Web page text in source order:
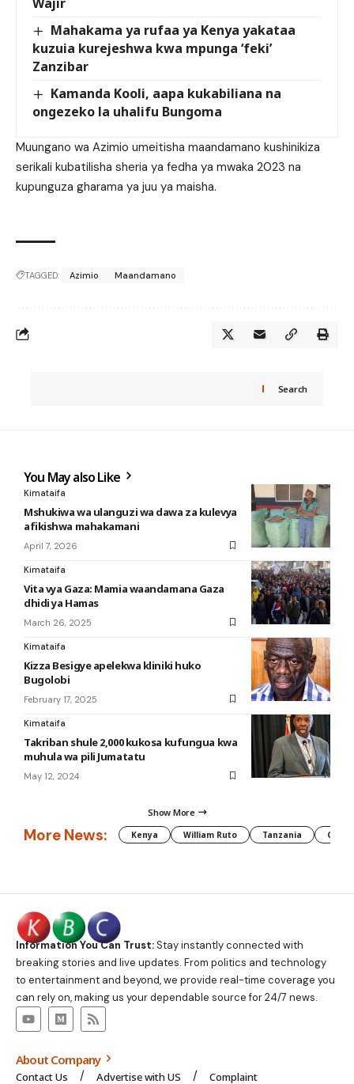
Mahakama ya rufaa ya Kenya yakataa
kuzuia kurejeshwa kwa mpunga ‘feki’
Zanzibar
Kamanda Kooli, aapa kukabiliana na
ongezeko la uhalifu Bungoma
Muungano wa Azimio umeitisha maandamano kushinikiza
serikali kubatilisha sheria ya fedha ya mwaka 2023 na
kupunguza gharama ya juu ya maisha.
TAGGED: Azimio Maandamano
Search
You May also Like
Kimataifa
Mshukiwa wa ulanguzi wa dawa za kulevya
afikishwa mahakamani
April 7, 2026
Kimataifa
Vita vya Gaza: Mamia waandamana Gaza
dhidi ya Hamas
March 26, 2025
Kimataifa
Kizza Besigye apelekwa kliniki huko
Bugolobi
February 17, 2025
Kimataifa
Takriban shule 2,000 kukosa kufungua kwa
muhula wa pili Jumatatu
May 12, 2024
Show More
More News: Kenya William Ruto Tanzania CAF
Information You Can Trust:Stay instantly connected with
breaking stories and live updates. From politics and technology
to entertainment and beyond, we provide real-time coverage you
can rely on, making us your dependable source for 24/7 news.
About Company
Contact Us Advertise with US Complaint